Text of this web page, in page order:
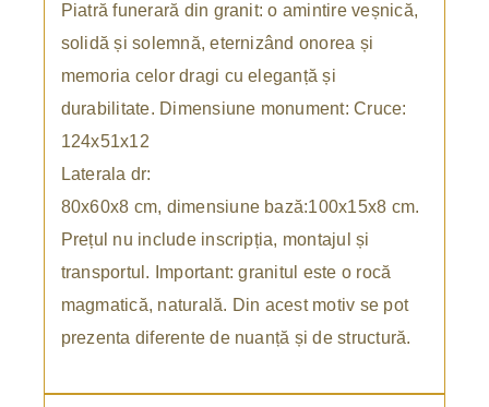
Piatră funerară din granit: o amintire veșnică,
solidă și solemnă, eternizând onorea și
memoria celor dragi cu eleganță și
durabilitate. Dimensiune monument: Cruce:
124x51x12
Laterala dr:
80x60x8 cm, dimensiune bază:100x15x8 cm.
Prețul nu include inscripția, montajul și
transportul. Important: granitul este o rocă
magmatică, naturală. Din acest motiv se pot
prezenta diferente de nuanță și de structură.